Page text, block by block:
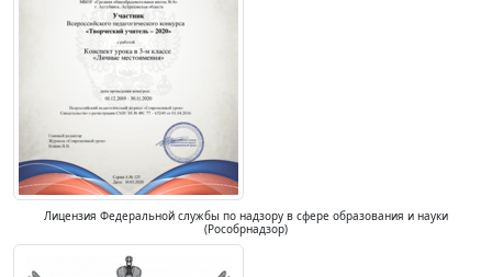
Лицензия Федеральной службы по надзору в сфере образования и науки
(Рособрнадзор)